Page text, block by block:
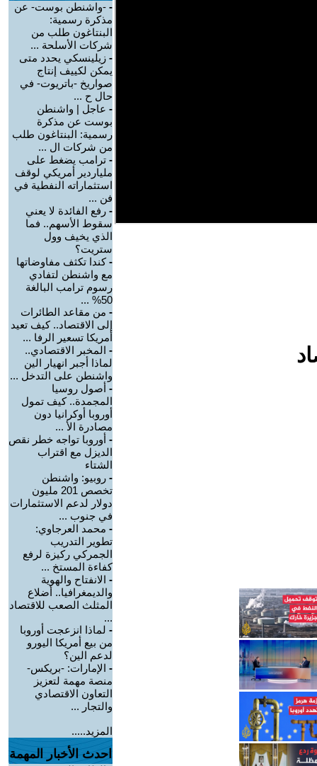
- -واشنطن بوست- عن
مذكرة رسمية:
البنتاغون طلب من
شركات الأسلحة ...
- زيلينسكي يحدد متى
يمكن لكييف إنتاج
صواريخ -باتريوت- في
حال ح ...
- عاجل | واشنطن
بوست عن مذكرة
رسمية: البنتاغون طلب
من شركات ال ...
- ترامب يضغط على
ملياردير أمريكي لوقف
استثماراته النفطية في
فن ...
- رفع الفائدة لا يعني
سقوط الأسهم.. فما
الذي يخيف وول
ستريت؟
-كندا تكثف مفاوضاتها
مع واشنطن لتفادي
رسوم ترامب البالغة
50% ...
- من مقاعد الطائرات
إلى الاقتصاد.. كيف تعيد
أمريكا تسعير الرفا ...
- المخبر الاقتصادي..
لماذا أجبر انهيار الين
واشنطن على التدخل ...
- أصول روسيا
المجمدة.. كيف تمول
أوروبا أوكرانيا دون
مصادرة الأ ...
- أوروبا تواجه خطر نقص
الديزل مع اقتراب
الشتاء
- روبيو: واشنطن
تخصص 201 مليون
دولار لدعم الاستثمارات
في جنوب ...
- محمد العرجاوي:
تطوير التدريب
الجمركي ركيزة لرفع
كفاءة المستخ ...
- الانفتاح والهوية
والديمغرافيا.. أضلاع
المثلث الصعب للاقتصاد
...
- لماذا انزعجت أوروبا
من بيع أمريكا اليورو
لدعم الين؟
- الإمارات: -بريكس-
منصة مهمة لتعزيز
التعاون الاقتصادي
والتجار ...
المزيد.....
احدث الأخبار المهمة